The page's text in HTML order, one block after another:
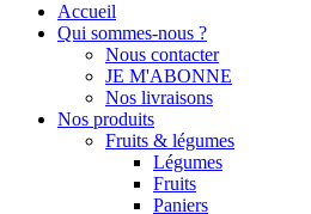
Accueil
Qui sommes-nous ?
Nous contacter
JE M'ABONNE
Nos livraisons
Nos produits
Fruits & légumes
Légumes
Fruits
Paniers